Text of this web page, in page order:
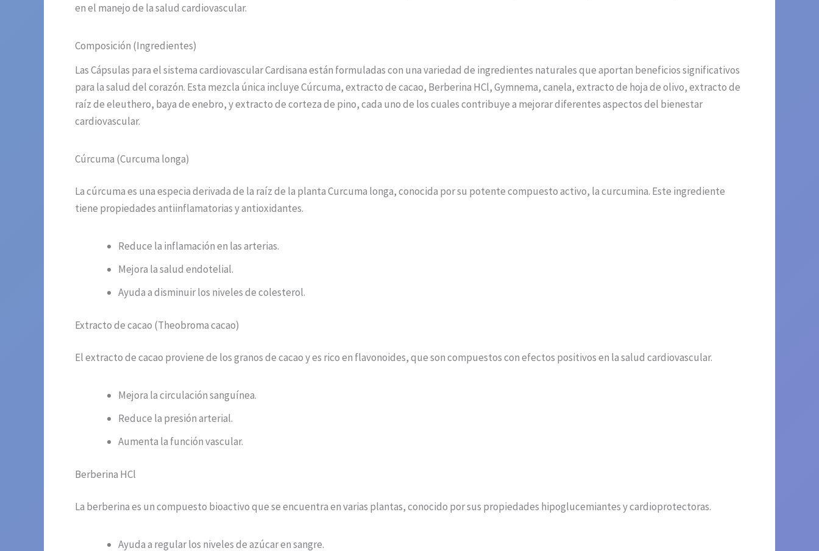
en el manejo de la salud cardiovascular.
Composición (Ingredientes)
Las Cápsulas para el sistema cardiovascular Cardisana están formuladas con una variedad de ingredientes naturales que aportan beneficios significativos
para la salud del corazón. Esta mezcla única incluye Cúrcuma, extracto de cacao, Berberina HCl, Gymnema, canela, extracto de hoja de olivo, extracto de
raíz de eleuthero, baya de enebro, y extracto de corteza de pino, cada uno de los cuales contribuye a mejorar diferentes aspectos del bienestar
cardiovascular.
Cúrcuma (Curcuma longa)
La cúrcuma es una especia derivada de la raíz de la planta Curcuma longa, conocida por su potente compuesto activo, la curcumina. Este ingrediente
tiene propiedades antiinflamatorias y antioxidantes.
Reduce la inflamación en las arterias.
Mejora la salud endotelial.
Ayuda a disminuir los niveles de colesterol.
Extracto de cacao (Theobroma cacao)
El extracto de cacao proviene de los granos de cacao y es rico en flavonoides, que son compuestos con efectos positivos en la salud cardiovascular.
Mejora la circulación sanguínea.
Reduce la presión arterial.
Aumenta la función vascular.
Berberina HCl
La berberina es un compuesto bioactivo que se encuentra en varias plantas, conocido por sus propiedades hipoglucemiantes y cardioprotectoras.
Ayuda a regular los niveles de azúcar en sangre.